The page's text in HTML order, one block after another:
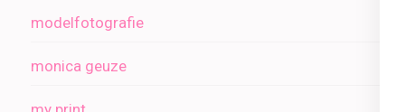
modelfotografie
monica geuze